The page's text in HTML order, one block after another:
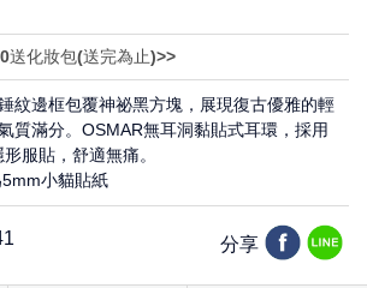
送化妝包(送完為止)>>
紋邊框包覆神祕黑方塊，展現復古優雅的輕
質滿分。OSMAR無耳洞黏貼式耳環，採用
服貼，舒適無痛。
小貓貼紙
分享